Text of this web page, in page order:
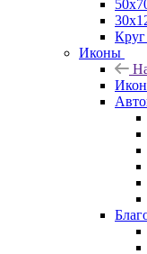
Иконы